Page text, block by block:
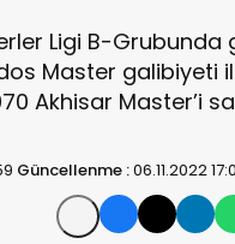
Ligi B-Grubunda
Master galibiyeti
Akhisar Master’i
Güncellenme :06.11.2022